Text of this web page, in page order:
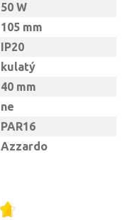
50 W
105 mm
IP20
kulatý
40 mm
ne
PAR16
Azzardo